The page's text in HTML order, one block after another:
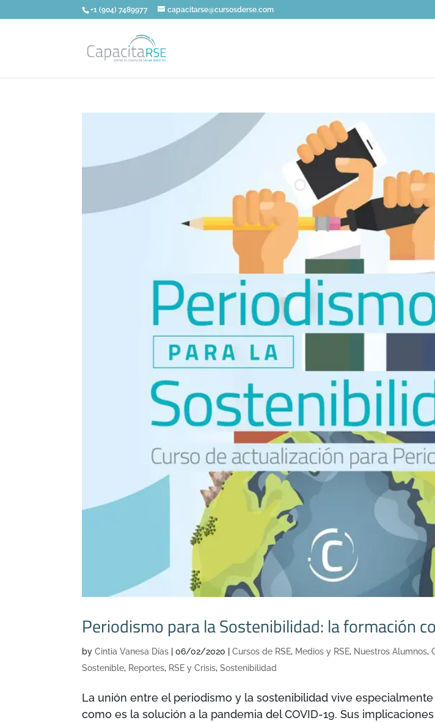
+1 (904) 7489977 capacitarse@cursosderse.com
Periodismo para la Sostenibilidad: la formación
byCintia Vanesa Días |06/02/2020 |Cursos de RSE, Medios y RSE, Nuestros Alumnos,
Sostenible, Reportes, RSE y Crisis,Sostenibilidad
La unión entre el periodismo y la sostenibilidad vive
como es la solución a la pandemia del COVID-19. Sus